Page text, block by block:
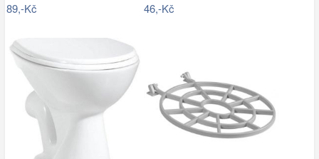
89,-Kč 46,-Kč